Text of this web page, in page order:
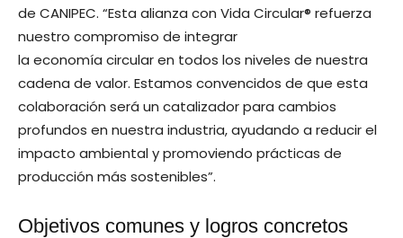
de CANIPEC. “Esta alianza con Vida Circular® refuerza
nuestro compromiso de integrar
la economía circular en todos los niveles de nuestra
cadena de valor. Estamos convencidos de que esta
colaboración será un catalizador para cambios
profundos en nuestra industria, ayudando a reducir el
impacto ambiental y promoviendo prácticas de
producción más sostenibles”.
Objetivos comunes y logros concretos